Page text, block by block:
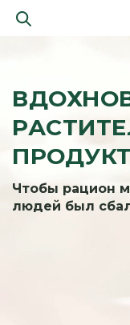
Чтобы рацион
людей был